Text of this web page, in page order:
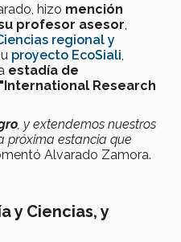
hizo mención
profesor asesor,
regional y
proyecto EcoSiali,
estadía de
Research
, y extendemos nuestros
próxima estancia que
Alvarado Zamora.
y Ciencias, y